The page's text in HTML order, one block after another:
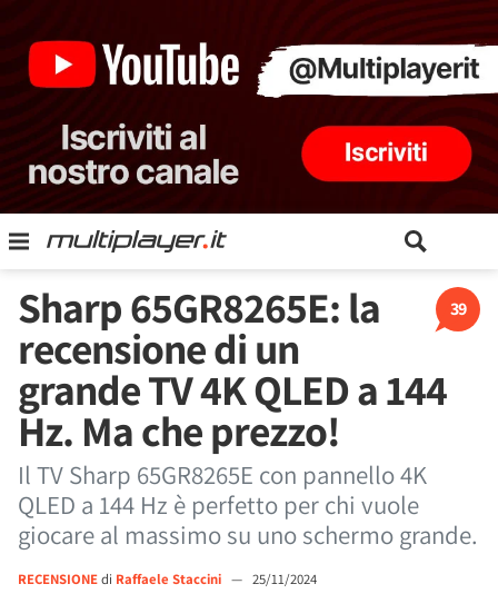
39
Sharp 65GR8265E: la
recensione di un
grande TV 4K QLED a 144
Hz. Ma che prezzo!
Il TV Sharp 65GR8265E con pannello 4K
QLED a 144 Hz è perfetto per chi vuole
giocare al massimo su uno schermo grande.
RECENSIONEdi Raffaele Staccini — 25/11/2024